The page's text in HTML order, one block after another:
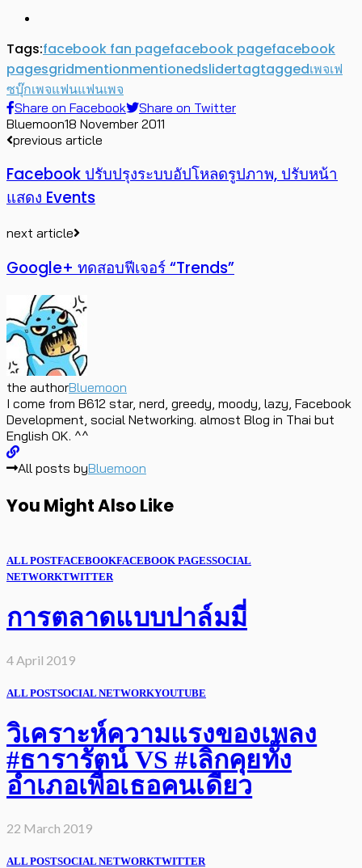
Tags:facebook fan pagefacebook pagefacebook
pagesgridmentionmentionedslidertagtaggedเพจเฟ
ซบุ๊กเพจแฟนแฟนเพจ
Share on Facebook
Share on Twitter
Bluemoon18 November 2011
previous article
Facebook ปรับปรุงระบบอัปโหลดรูปภาพ, ปรับหน้า
แสดง Events
next article
Google+ ทดสอบฟีเจอร์ “Trends”
the authorBluemoon
I come from B612 star, nerd, greedy, moody, lazy, Facebook
Development, social Networking. almost Blog in Thai but
English OK. ^^
All posts byBluemoon
You Might Also Like
ALL POSTFACEBOOKFACEBOOK PAGESSOCIAL
NETWORKTWITTER
การตลาดแบบปาล์มมี่
4 April 2019
ALL POSTSOCIAL NETWORKYOUTUBE
วิเคราะห์ความแรงของเพลง
#ธารารัตน์ VS #เลิกคุยทั้ง
อำเภอเพื่อเธอคนเดียว
22 March 2019
ALL POSTSOCIAL NETWORKTWITTER